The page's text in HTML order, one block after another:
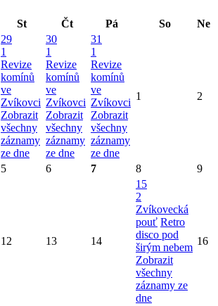
St Čt Pá So
Ne
29
1
Revize
komínů
ve
Zvíkovci
Zobrazit
všechny
záznamy
ze dne
30
1
Revize
komínů
ve
Zvíkovci
Zobrazit
všechny
záznamy
ze dne
31
1
Revize
komínů
ve
Zvíkovci
Zobrazit
všechny
záznamy
ze dne
1 2
5 6 7 8 9
12 13 14
15
2
Zvíkovecká
pouť Retro
disco pod
širým nebem
Zobrazit
všechny
záznamy ze
dne
16